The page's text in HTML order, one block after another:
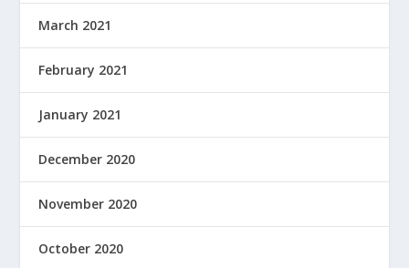
March 2021
February 2021
January 2021
December 2020
November 2020
October 2020